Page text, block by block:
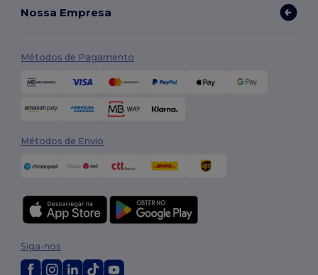
Nossa Empresa
Métodos de Pagamento
Métodos de Envio
Siga-nos